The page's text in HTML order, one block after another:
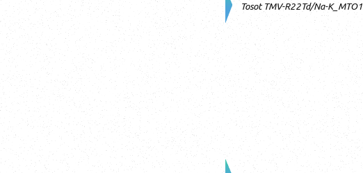
Tosot TMV-R22Td/Na-K_MTO1